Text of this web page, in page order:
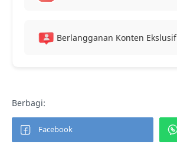
Berlangganan Konten Ekslusif